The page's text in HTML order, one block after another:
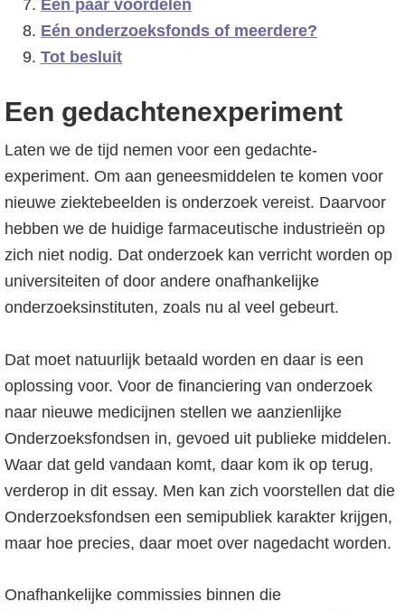
Een paar voordelen
Eén onderzoeksfonds of meerdere?
Tot besluit
Een gedachtenexperiment
Laten we de tijd nemen voor een gedachte-
experiment. Om aan geneesmiddelen te komen voor
nieuwe ziektebeelden is onderzoek vereist. Daarvoor
hebben we de huidige farmaceutische industrieën op
zich niet nodig. Dat onderzoek kan verricht worden op
universiteiten of door andere onafhankelijke
onderzoeksinstituten, zoals nu al veel gebeurt.
Dat moet natuurlijk betaald worden en daar is een
oplossing voor. Voor de financiering van onderzoek
naar nieuwe medicijnen stellen we aanzienlijke
Onderzoeksfondsen in, gevoed uit publieke middelen.
Waar dat geld vandaan komt, daar kom ik op terug,
verderop in dit essay. Men kan zich voorstellen dat die
Onderzoeksfondsen een semipubliek karakter krijgen,
maar hoe precies, daar moet over nagedacht worden.
Onafhankelijke commissies binnen die